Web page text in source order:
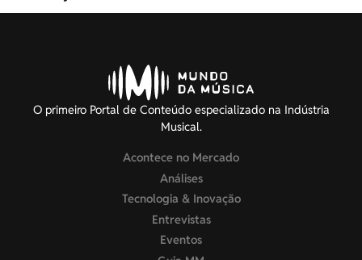
O primeiro Portal de Conteúdo especializado na Indústria
Musical.
Acontece no Mercado
Análises
Tecnologia & Inovação
Entrevistas
Eventos